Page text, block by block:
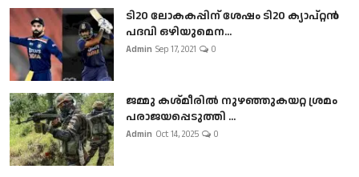
ടി20 ലോകകപ്പിന് ശേഷം ടി20 ക്യാപ്റ്റൻ
പദവി ഒഴിയുമെന...
Admin Sep 17, 2021 0
ജമ്മു കശ്മീരിൽ നുഴഞ്ഞുകയറ്റ ശ്രമം
പരാജയപ്പെടുത്തി ...
Admin Oct 14, 2025 0